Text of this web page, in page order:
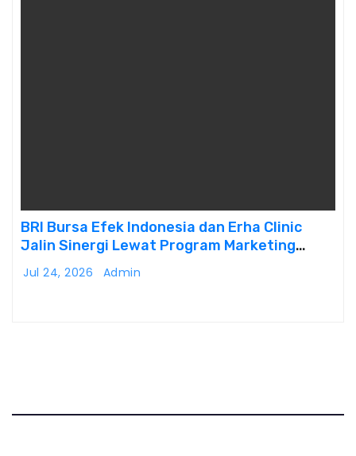
BRI Bursa Efek Indonesia dan Erha Clinic
Jalin Sinergi Lewat Program Marketing
Kolaborasi
Jul 24, 2026 Admin